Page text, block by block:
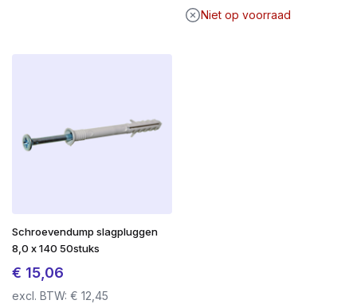
was:
Niet op voorraad
Schroevendump slagpluggen
8,0 x 140 50stuks
€ 15,06
excl. BTW: € 12,45